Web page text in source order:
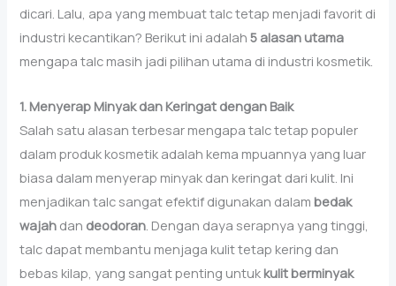
dicari. Lalu, apa yang membuat talc tetap menjadi favorit di
industri kecantikan? Berikut ini adalah5 alasan utama
mengapa talc masih jadi pilihan utama di industri kosmetik.
1. Menyerap Minyak dan Keringat dengan Baik
Salah satu alasan terbesar mengapa talc tetap populer
dalam produk kosmetik adalah kema mpuannya yang luar
biasa dalam menyerap minyak dan keringat dari kulit. Ini
menjadikan talc sangat efektif digunakan dalambedak
wajah dan deodoran . Dengan daya serapnya yang tinggi,
talc dapat membantu menjaga kulit tetap kering dan
bebas kilap, yang sangat penting untuk kulit berminyak